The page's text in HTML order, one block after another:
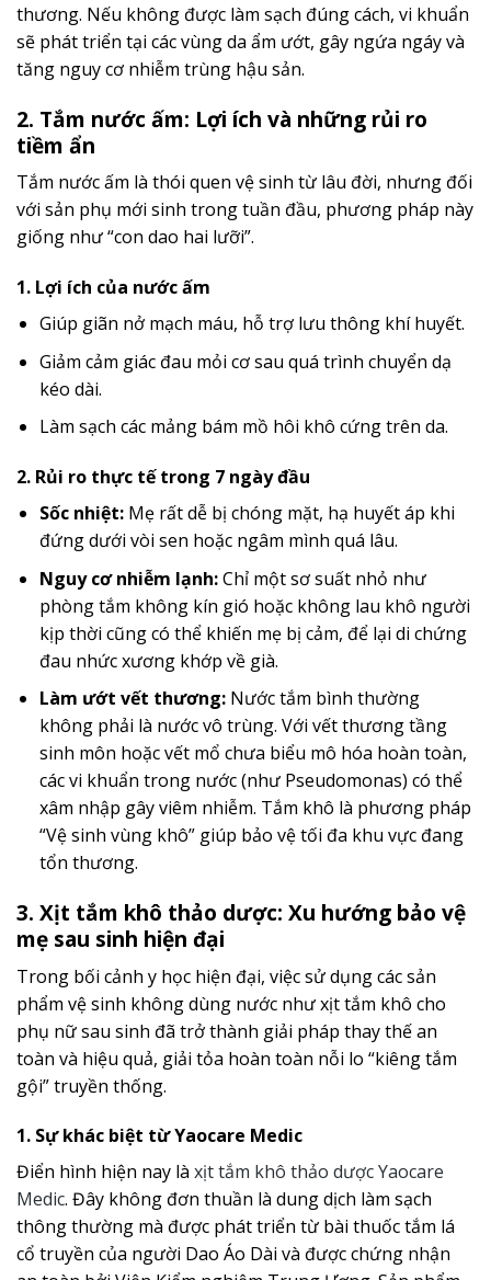
thương. Nếu không được làm sạch đúng cách, vi khuẩn
sẽ phát triển tại các vùng da ẩm ướt, gây ngứa ngáy và
tăng nguy cơ nhiễm trùng hậu sản.
2. Tắm nước ấm: Lợi ích và những rủi ro
tiềm ẩn
Tắm nước ấm là thói quen vệ sinh từ lâu đời, nhưng đối
với sản phụ mới sinh trong tuần đầu, phương pháp này
giống như “con dao hai lưỡi”.
1. Lợi ích của nước ấm
Giúp giãn nở mạch máu, hỗ trợ lưu thông khí huyết.
Giảm cảm giác đau mỏi cơ sau quá trình chuyển dạ
kéo dài.
Làm sạch các mảng bám mồ hôi khô cứng trên da.
2. Rủi ro thực tế trong 7 ngày đầu
Sốc nhiệt:Mẹ rất dễ bị chóng mặt, hạ huyết áp khi
đứng dưới vòi sen hoặc ngâm mình quá lâu.
Nguy cơ nhiễm lạnh:Chỉ một sơ suất nhỏ như
phòng tắm không kín gió hoặc không lau khô người
kịp thời cũng có thể khiến mẹ bị cảm, để lại di chứng
đau nhức xương khớp về già.
Làm ướt vết thương:Nước tắm bình thường
không phải là nước vô trùng. Với vết thương tầng
sinh môn hoặc vết mổ chưa biểu mô hóa hoàn toàn,
các vi khuẩn trong nước (như Pseudomonas) có thể
xâm nhập gây viêm nhiễm. Tắm khô là phương pháp
“Vệ sinh vùng khô” giúp bảo vệ tối đa khu vực đang
tổn thương.
3. Xịt tắm khô thảo dược: Xu hướng bảo vệ
mẹ sau sinh hiện đại
Trong bối cảnh y học hiện đại, việc sử dụng các sản
phẩm vệ sinh không dùng nước như xịt tắm khô cho
phụ nữ sau sinh đã trở thành giải pháp thay thế an
toàn và hiệu quả, giải tỏa hoàn toàn nỗi lo “kiêng tắm
gội” truyền thống.
1. Sự khác biệt từ Yaocare Medic
Điển hình hiện nay là xịt tắm khô thảo dược Yaocare
Medic. Đây không đơn thuần là dung dịch làm sạch
thông thường mà được phát triển từ bài thuốc tắm lá
cổ truyền của người Dao Áo Dài và được chứng nhận